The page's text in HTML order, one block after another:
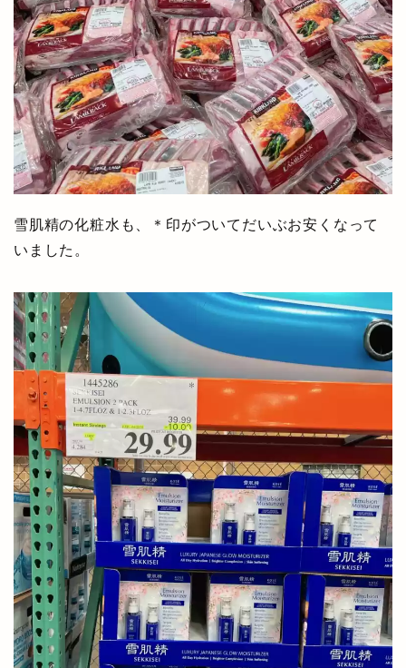
雪肌精の化粧水も、＊印がついてだいぶお安くなって
いました。